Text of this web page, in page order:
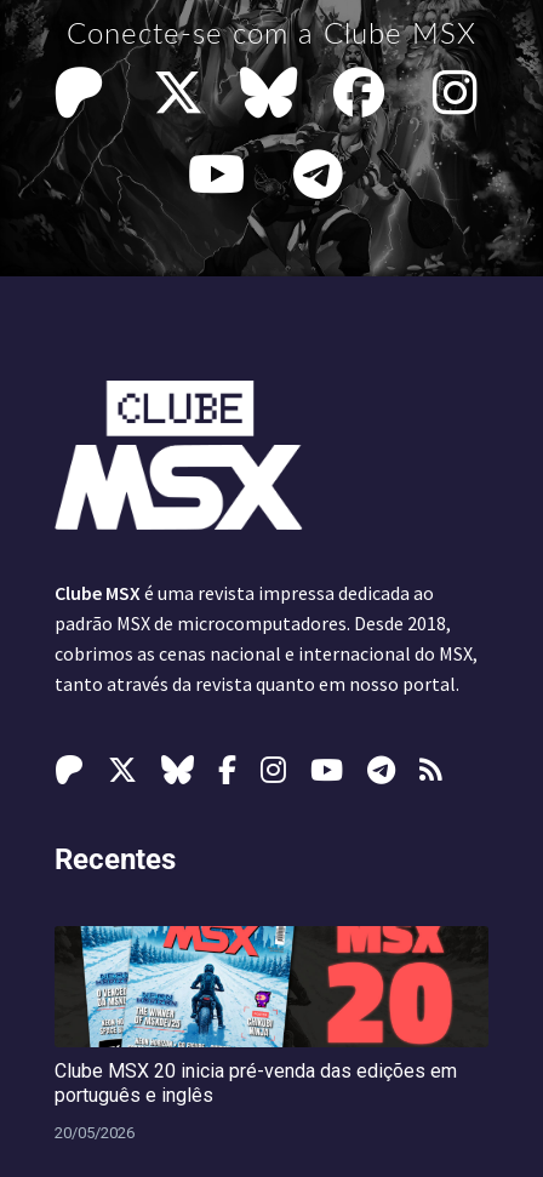
Conecte-se com a Clube MSX
Clube MSXé uma revista impressa dedicada ao
padrão MSX de microcomputadores. Desde 2018,
cobrimos as cenas nacional e internacional do MSX,
tanto através da revista quanto em nosso portal.
Recentes
Clube MSX 20 inicia pré-venda das edições em
português e inglês
20/05/2026